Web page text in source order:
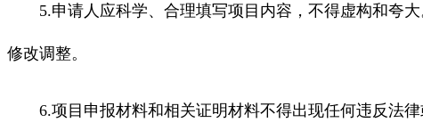
5.申请人应科学、合理填写项目内容，不得虚构和夸大
修改调整。
6.项目申报材料和相关证明材料不得出现任何违反法律